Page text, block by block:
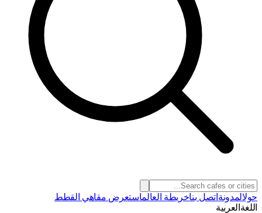
حولالمدونة اتصل بناخريطة العالماستعرض مقاهي القطط
اللغة العربية